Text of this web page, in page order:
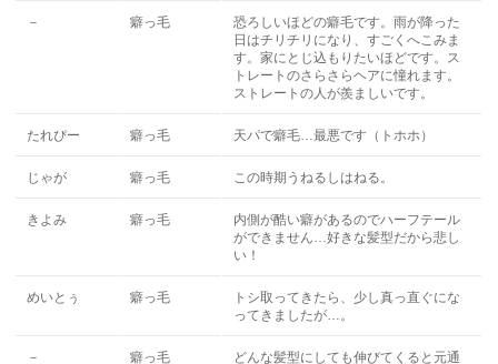
－ 癖っ毛
恐ろしいほどの癖毛です。雨が降った
日はチリチリになり、すごくへこみま
す。家にとじ込もりたいほどです。ス
トレートのさらさらヘアに憧れます。
ストレートの人が羨ましいです。
たれぴー 癖っ毛 天パで癖毛…最悪です（トホホ）
じゃが 癖っ毛 この時期うねるしはねる。
きよみ 癖っ毛
内側が酷い癖があるのでハーフテール
ができません…好きな髪型だから悲し
い！
めいとぅ 癖っ毛
トシ取ってきたら、少し真っ直ぐにな
ってきましたが…。
－ 癖っ毛 どんな髪型にしても伸びてくると元通